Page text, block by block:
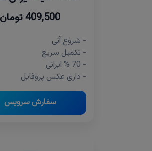
409,500 تومان
- شروع آنی
- تکمیل سریع
- 70 % ایرانی
- داری عکس پروفایل
سفارش سرویس